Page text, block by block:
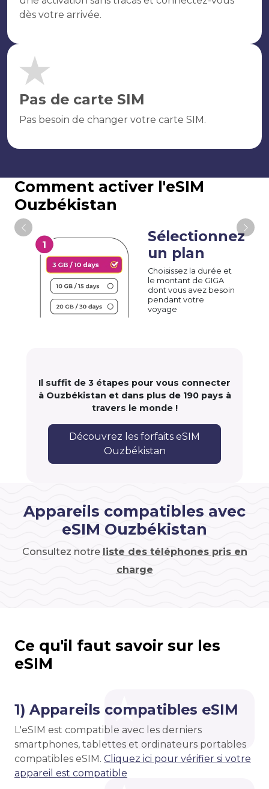
dès votre arrivée.
Pas de carte SIM
Pas besoin de changer votre carte SIM.
Comment activer l'eSIM
Ouzbékistan
Sélectionnez
un plan
Choisissez la durée et
le montant de GIGA
dont vous avez besoin
pendant votre
voyage
Il suffit de 3 étapes pour vous connecter
à Ouzbékistan et dans plus de 190 pays à
travers le monde !
Découvrez les forfaits eSIM
Ouzbékistan
Appareils compatibles avec
eSIM Ouzbékistan
Consultez notre liste des téléphones pris en
charge
Ce qu'il faut savoir sur les
eSIM
1) Appareils compatibles eSIM
L'eSIM est compatible avec les derniers
smartphones, tablettes et ordinateurs portables
compatibles eSIM. Cliquez ici pour vérifier si votre
appareil est compatible